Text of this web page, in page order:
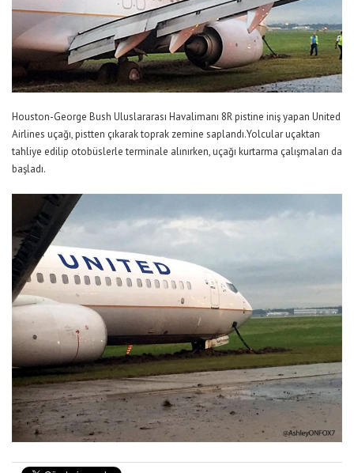
Houston-George Bush Uluslararası Havalimanı 8R pistine iniş yapan United
Airlines uçağı, pistten çıkarak toprak zemine saplandı.Yolcular uçaktan
tahliye edilip otobüslerle terminale alınırken, uçağı kurtarma çalışmaları da
başladı.